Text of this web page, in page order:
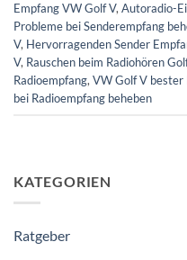
Empfang VW Golf V, Autoradio-
Probleme bei Senderempfang
V, Hervorragenden Sender
V, Rauschen beim Radiohören
Radioempfang, VW Golf V bester
bei Radioempfang beheben
KATEGORIEN
Ratgeber